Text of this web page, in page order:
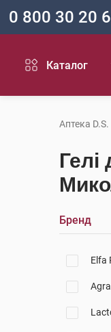
0 800 30 20
Каталог
Аптека D.S.
Бренд
Elfa